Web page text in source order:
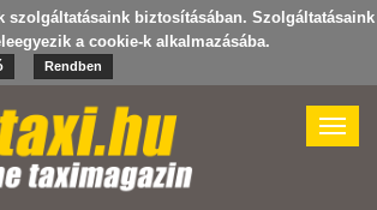
szolgáltatásaink biztosításában. Szolgáltatásaink
a cookie-k alkalmazásába.
Rendben
Toggle